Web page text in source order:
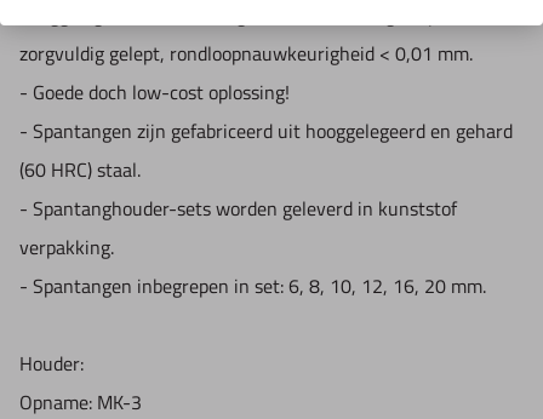
zorgvuldig gelept, rondloopnauwkeurigheid < 0,01 mm.
- Goede doch low-cost oplossing!
- Spantangen zijn gefabriceerd uit hooggelegeerd en gehard
(60 HRC) staal.
- Spantanghouder-sets worden geleverd in kunststof
verpakking.
- Spantangen inbegrepen in set: 6, 8, 10, 12, 16, 20 mm.
Houder:
Opname: MK-3